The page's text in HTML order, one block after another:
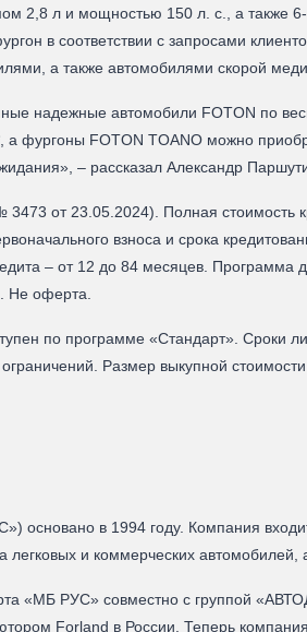
2,8 л и мощностью 150 л. с., а также
в соответствии с запросами
а также автомобилями скорой
надежные автомобили FOTON по
а фургоны FOTON TOANO можно
– рассказал Александр
от 23.05.2024). Полная стоимость
взноса и срока
– от 12 до 84 месяцев. Программа
Не оферта.
по программе «Стандарт». Сроки
Размер выкупной
в 1994 году. Компания
и коммерческих автомобилей,
«МБ РУС» совместно с группой
Forland в России. Теперь